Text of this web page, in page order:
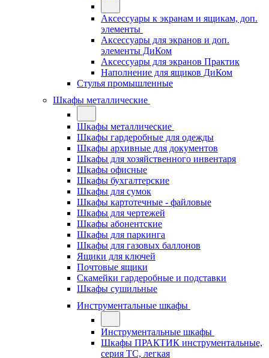
Аксессуары к экранам и ящикам, доп.
элементы
Аксессуары для экранов и доп.
элементы ДиКом
Аксессуары для экранов Практик
Наполнение для ящиков ДиКом
Стулья промышленные
Шкафы металлические
Шкафы металлические
Шкафы гардеробные для одежды
Шкафы архивные для документов
Шкафы для хозяйственного инвентаря
Шкафы офисные
Шкафы бухгалтерские
Шкафы для сумок
Шкафы картотечные - файловые
Шкафы для чертежей
Шкафы абонентские
Шкафы для паркинга
Шкафы для газовых баллонов
Ящики для ключей
Почтовые ящики
Скамейки гардеробные и подставки
Шкафы сушильные
Инструментальные шкафы
Инструментальные шкафы
Шкафы ПРАКТИК инструментальные,
серия ТC, легкая